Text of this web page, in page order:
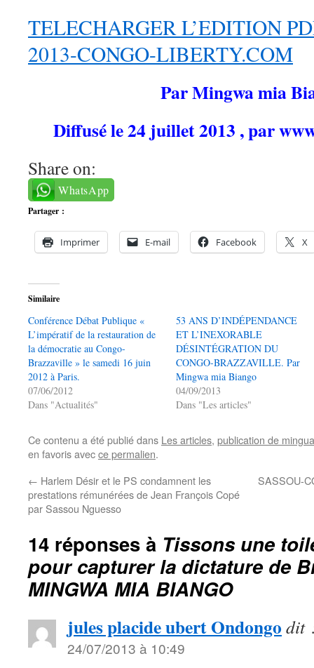
TELECHARGER L’EDITION
2013-CONGO-LIBERTY.COM
Par Mingwa mia
Diffusé le 24 juillet 2013 , par
Share on:
WhatsApp
Partager :
Imprimer E-mail Facebook X
Similaire
Conférence Débat Publique «
L’impératif de la restauration de
la démocratie au Congo-
Brazzaville » le samedi 16 juin
2012 à Paris.
07/06/2012
Dans "Actualités"
53 ANS D’INDÉPENDANCE
ET L’INEXORABLE
DÉSINTÉGRATION DU
CONGO-BRAZZAVILLE. Par
Mingwa mia Biango
04/09/2013
Dans "Les articles"
Ce contenu a été publié dans Les articles, publication de
en favoris avecce permalien.
← Harlem Désir et le PS condamnent les
prestations rémunérées de Jean François Copé
par Sassou Nguesso
SASSOU-
14 réponses à Tissons une
pour capturer la dictature de
MINGWA MIA BIANGO
jules placide ubert Ondongo dit
24/07/2013 à 10:49